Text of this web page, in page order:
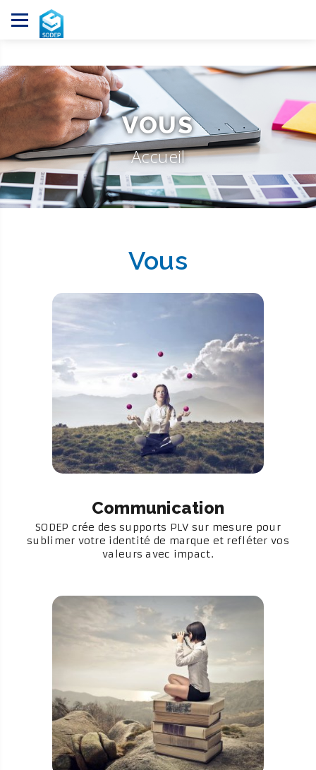
Panneau de gestion des cookies
VOUS
Accueil
Vous
Communication
SODEP crée des supports PLV sur mesure pour
sublimer votre identité de marque et refléter vos
valeurs avec impact.